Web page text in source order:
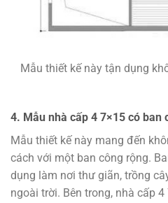
Mẫu thiết kế này tận dụng
4. Mẫu nhà cấp 4 7×15 có ban
Mẫu thiết kế này mang đến
cách với một ban công rộng.
dụng làm nơi thư giãn, trồng
ngoài trời. Bên trong, nhà cấp